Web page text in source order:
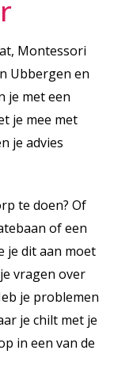
Montessori
Ubbergen en
je met een
je mee met
je advies
te doen? Of
of een
je dit aan moet
vragen over
je problemen
je chilt met je
in een van de